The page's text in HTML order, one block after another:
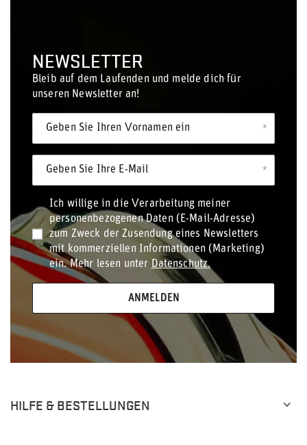
NEWSLETTER
Bleib auf dem Laufenden und melde dich für
unseren Newsletter an!
Geben Sie Ihren Vornamen ein
Geben Sie Ihre E-Mail
Ich willige in die Verarbeitung meiner
personenbezogenen Daten (E-Mail-Adresse)
zum Zweck der Zusendung eines Newsletters
mit kommerziellen Informationen (Marketing)
ein. Mehr lesen unter Datenschutz.
ANMELDEN
HILFE & BESTELLUNGEN